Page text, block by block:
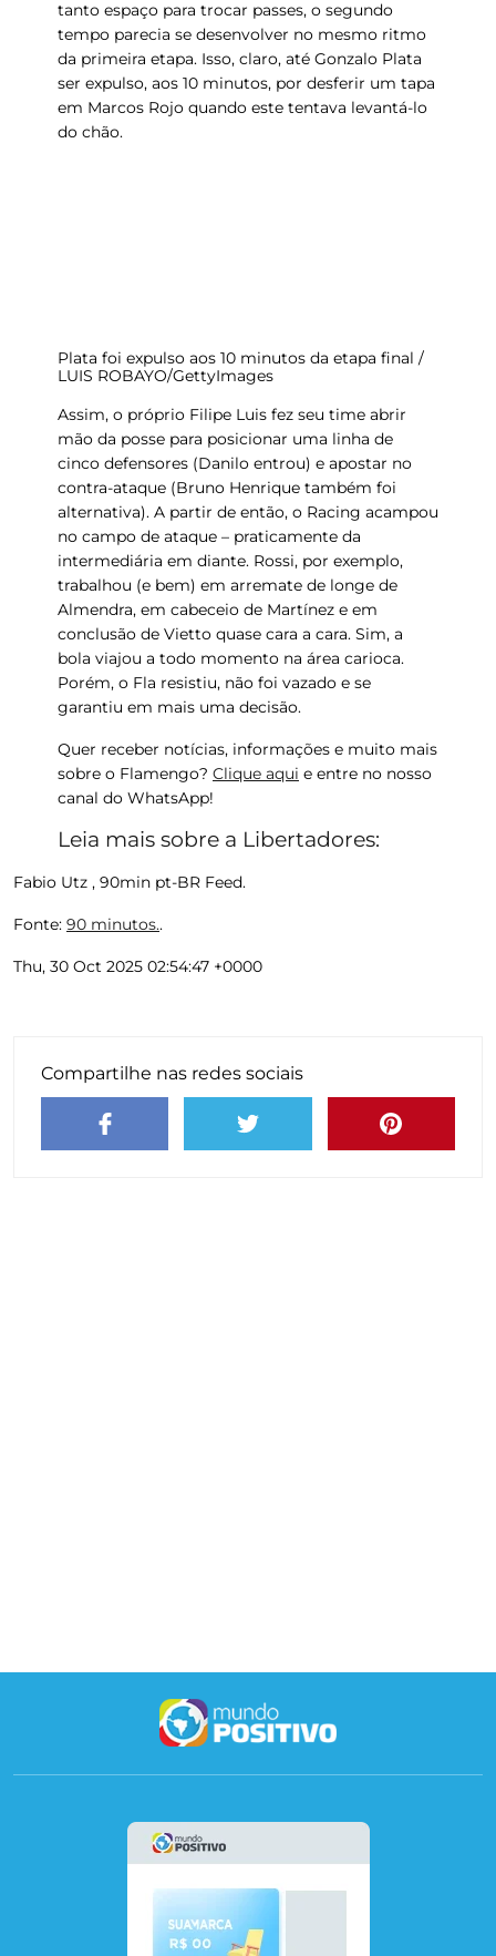
tanto espaço para trocar passes, o segundo
tempo parecia se desenvolver no mesmo ritmo
da primeira etapa. Isso, claro, até Gonzalo Plata
ser expulso, aos 10 minutos, por desferir um tapa
em Marcos Rojo quando este tentava levantá-lo
do chão.
Plata foi expulso aos 10 minutos da etapa final /
LUIS ROBAYO/GettyImages
Assim, o próprio Filipe Luis fez seu time abrir
mão da posse para posicionar uma linha de
cinco defensores (Danilo entrou) e apostar no
contra-ataque (Bruno Henrique também foi
alternativa). A partir de então, o Racing acampou
no campo de ataque – praticamente da
intermediária em diante. Rossi, por exemplo,
trabalhou (e bem) em arremate de longe de
Almendra, em cabeceio de Martínez e em
conclusão de Vietto quase cara a cara. Sim, a
bola viajou a todo momento na área carioca.
Porém, o Fla resistiu, não foi vazado e se
garantiu em mais uma decisão.
Quer receber notícias, informações e muito mais
sobre o Flamengo? Clique aqui e entre no nosso
canal do WhatsApp!
Leia mais sobre a Libertadores:
Fabio Utz , 90min pt-BR Feed.
Fonte: 90 minutos..
Thu, 30 Oct 2025 02:54:47 +0000
Compartilhe nas redes sociais